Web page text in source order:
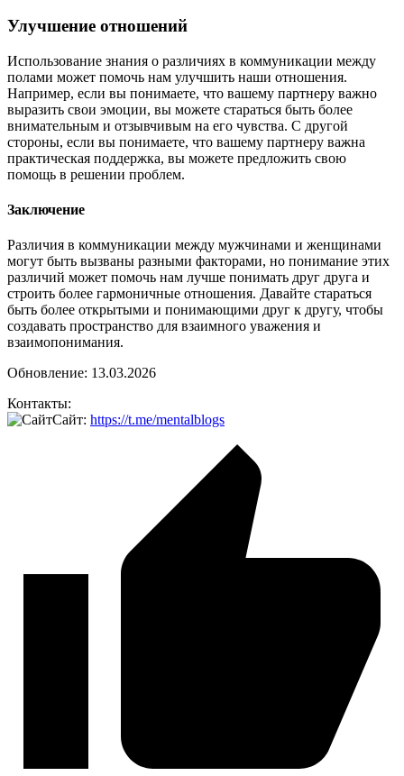
Улучшение отношений
Использование знания о различиях в коммуникации между
полами может помочь нам улучшить наши отношения.
Например, если вы понимаете, что вашему партнеру важно
выразить свои эмоции, вы можете стараться быть более
внимательным и отзывчивым на его чувства. С другой
стороны, если вы понимаете, что вашему партнеру важна
практическая поддержка, вы можете предложить свою
помощь в решении проблем.
Заключение
Различия в коммуникации между мужчинами и женщинами
могут быть вызваны разными факторами, но понимание этих
различий может помочь нам лучше понимать друг друга и
строить более гармоничные отношения. Давайте стараться
быть более открытыми и понимающими друг к другу, чтобы
создавать пространство для взаимного уважения и
взаимопонимания.
Обновление: 13.03.2026
Контакты:
Сайт: https://t.me/mentalblogs